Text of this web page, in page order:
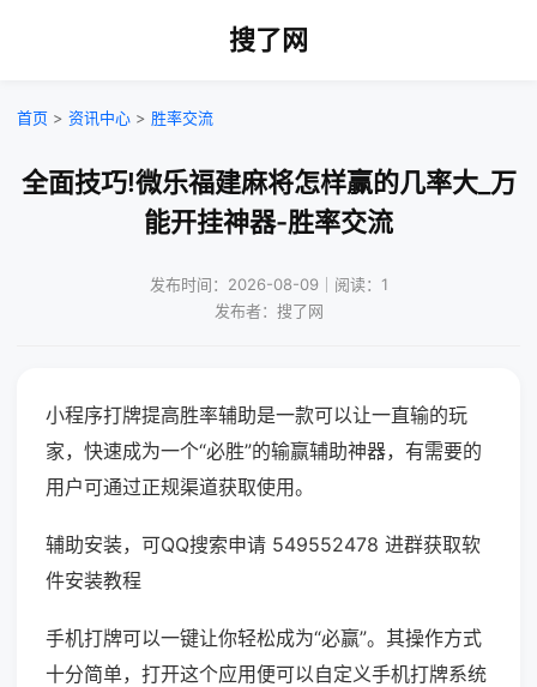
搜了网
首页 > 资讯中心 > 胜率交流
全面技巧!微乐福建麻将怎样赢的几率大_万
能开挂神器-胜率交流
发布时间：2026-08-09｜阅读：1
发布者：搜了网
小程序打牌提高胜率辅助是一款可以让一直输的玩
家，快速成为一个“必胜”的输赢辅助神器，有需要的
用户可通过正规渠道获取使用。
辅助安装，可QQ搜索申请 549552478 进群获取软
件安装教程
手机打牌可以一键让你轻松成为“必赢”。其操作方式
十分简单，打开这个应用便可以自定义手机打牌系统